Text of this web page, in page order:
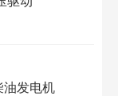
油发电机​